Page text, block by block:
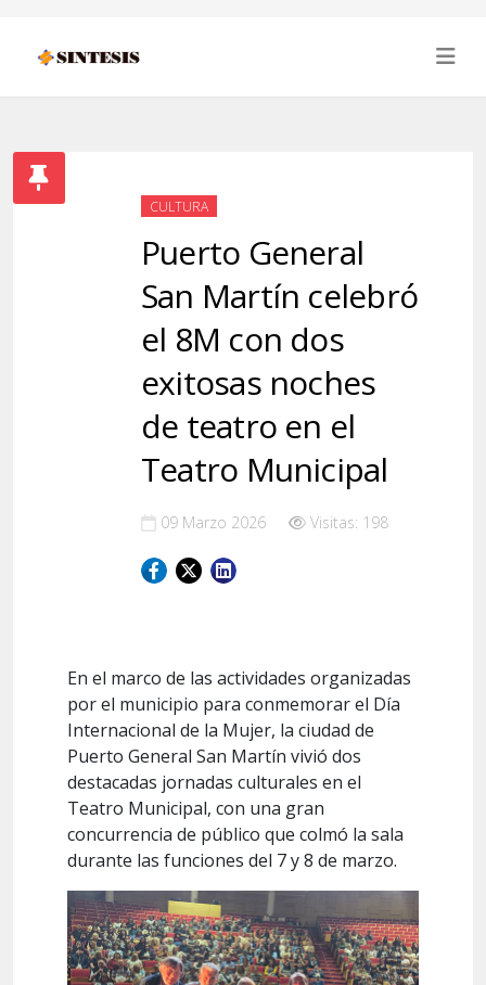
CULTURA
Puerto General
San Martín celebró
el 8M con dos
exitosas noches
de teatro en el
Teatro Municipal
09 Marzo 2026 Visitas: 198
En el marco de las actividades organizadas
por el municipio para conmemorar el Día
Internacional de la Mujer, la ciudad de
Puerto General San Martín vivió dos
destacadas jornadas culturales en el
Teatro Municipal, con una gran
concurrencia de público que colmó la sala
durante las funciones del 7 y 8 de marzo.